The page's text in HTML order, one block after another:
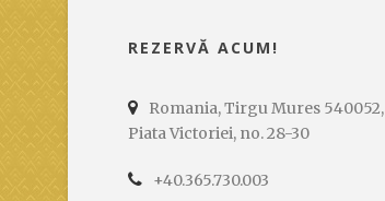
REZERVĂ ACUM!
Romania, Tirgu Mures 540052,
Piata Victoriei, no. 28-30
+40.365.730.003